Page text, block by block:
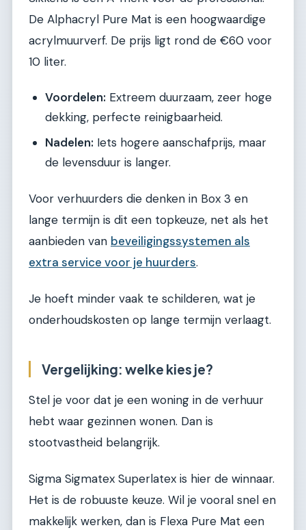
De Alphacryl Pure Mat is een hoogwaardige
acrylmuurverf. De prijs ligt rond de €60 voor
10 liter.
Voordelen: Extreem duurzaam, zeer hoge
dekking, perfecte reinigbaarheid.
Nadelen: Iets hogere aanschafprijs, maar
de levensduur is langer.
Voor verhuurders die denken in Box 3 en
lange termijn is dit een topkeuze, net als het
aanbieden van beveiligingssystemen als
extra service voor je huurders.
Je hoeft minder vaak te schilderen, wat je
onderhoudskosten op lange termijn verlaagt.
Vergelijking: welke kies je?
Stel je voor dat je een woning in de verhuur
hebt waar gezinnen wonen. Dan is
stootvastheid belangrijk.
Sigma Sigmatex Superlatex is hier de winnaar.
Het is de robuuste keuze. Wil je vooral snel en
makkelijk werken, dan is Flexa Pure Mat een